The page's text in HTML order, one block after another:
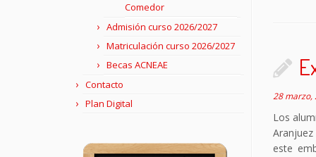
Comedor
Admisión curso 2026/2027
Matriculación curso 2026/2027
Becas ACNEAE
Contacto
Plan Digital
28 marzo,
Los
este